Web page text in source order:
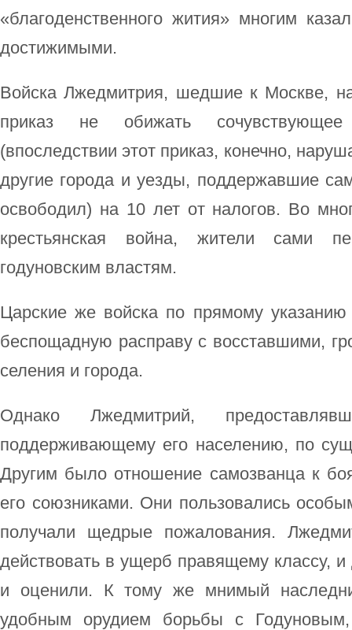
«благоденственного жития» многим
достижимыми.
Войска Лжедмитрия, шедшие к Москве,
приказ не обижать сочувствующее
(впоследствии этот приказ, конечно,
другие города и уезды, поддержавшие
освободил) на 10 лет от налогов. Во
крестьянская война, жители сами
годуновским властям.
Царские же войска по прямому указанию
беспощадную расправу с восставшими,
селения и города.
Однако Лжедмитрий,
поддерживающему его населению, по
Другим было отношение самозванца к
его союзниками. Они пользовались
получали щедрые пожалования.
действовать в ущерб правящему классу,
и оценили. К тому же мнимый
удобным орудием борьбы с Годуновым,